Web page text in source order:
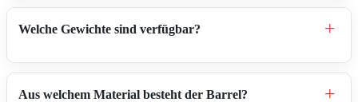
Welche Gewichte sind verfügbar? +
Aus welchem Material besteht der Barrel? +